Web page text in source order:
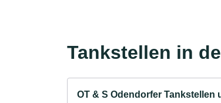
Tankstellen in
OT & S Odendorfer Tankstellen